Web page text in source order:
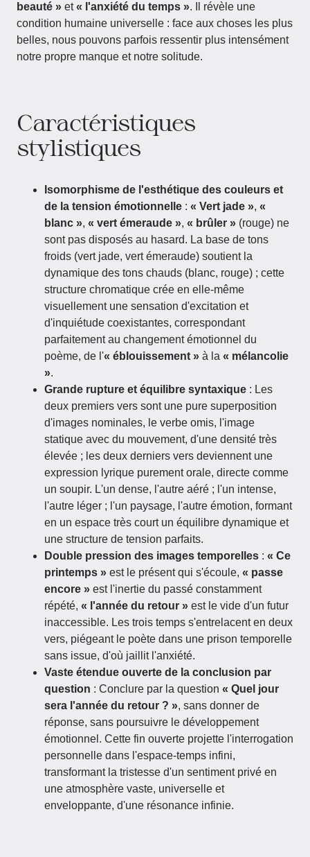
beauté » et« l'anxiété du temps ». Il révèle une
condition humaine universelle : face aux choses les plus
belles, nous pouvons parfois ressentir plus intensément
notre propre manque et notre solitude.
Caractéristiques
stylistiques
Isomorphisme de l'esthétique des couleurs et
de la tension émotionnelle : « Vert jade », «
blanc », « vert émeraude », « brûler » (rouge) ne
sont pas disposés au hasard. La base de tons
froids (vert jade, vert émeraude) soutient la
dynamique des tons chauds (blanc, rouge) ; cette
structure chromatique crée en elle-même
visuellement une sensation d'excitation et
d'inquiétude coexistantes, correspondant
parfaitement au changement émotionnel du
poème, de l'« éblouissement » à la « mélancolie
».
Grande rupture et équilibre syntaxique : Les
deux premiers vers sont une pure superposition
d'images nominales, le verbe omis, l'image
statique avec du mouvement, d'une densité très
élevée ; les deux derniers vers deviennent une
expression lyrique purement orale, directe comme
un soupir. L'un dense, l'autre aéré ; l'un intense,
l'autre léger ; l'un paysage, l'autre émotion, formant
en un espace très court un équilibre dynamique et
une structure de tension parfaits.
Double pression des images temporelles : « Ce
printemps » est le présent qui s'écoule, « passe
encore » est l'inertie du passé constamment
répété, « l'année du retour » est le vide d'un futur
inaccessible. Les trois temps s'entrelacent en deux
vers, piégeant le poète dans une prison temporelle
sans issue, d'où jaillit l'anxiété.
Vaste étendue ouverte de la conclusion par
question : Conclure par la question « Quel jour
sera l'année du retour ? », sans donner de
réponse, sans poursuivre le développement
émotionnel. Cette fin ouverte projette l'interrogation
personnelle dans l'espace-temps infini,
transformant la tristesse d'un sentiment privé en
une atmosphère vaste, universelle et
enveloppante, d'une résonance infinie.